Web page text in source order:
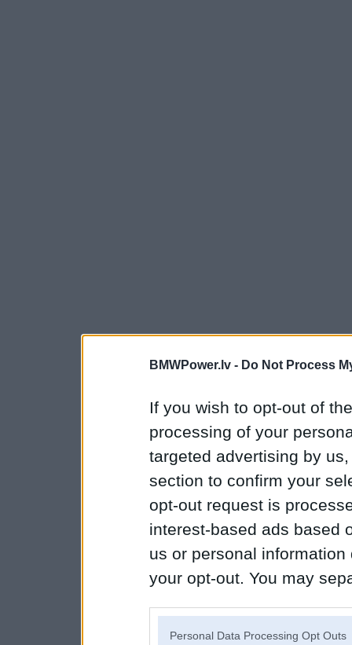
BMWPower.lv - Do Not Process
If you wish to opt-out of
processing of your
targeted advertising by
section to confirm your
opt-out request is
interest-based ads based
us or personal
your opt-out. You may
Personal Data Processing Opt Outs